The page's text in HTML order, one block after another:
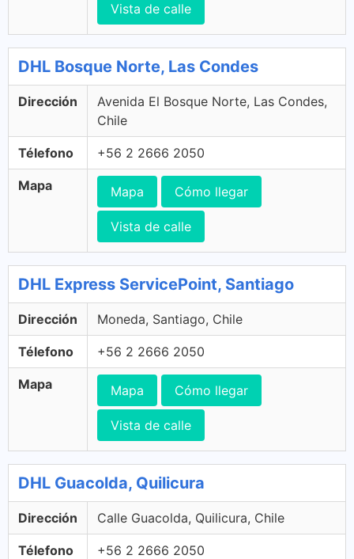
Vista de calle
DHL Bosque Norte, Las Condes
Dirección
Avenida El Bosque Norte, Las Condes,
Chile
Télefono +56 2 2666 2050
Mapa Mapa Cómo llegar
Vista de calle
DHL Express ServicePoint, Santiago
Dirección Moneda, Santiago, Chile
Télefono +56 2 2666 2050
Mapa Mapa Cómo llegar
Vista de calle
DHL Guacolda, Quilicura
Dirección Calle Guacolda, Quilicura, Chile
Télefono +56 2 2666 2050